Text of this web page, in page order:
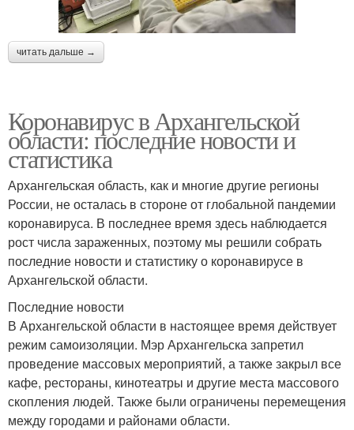
читать дальше →
Коронавирус в Архангельской
области: последние новости и
статистика
Архангельская область, как и многие другие регионы
России, не осталась в стороне от глобальной пандемии
коронавируса. В последнее время здесь наблюдается
рост числа зараженных, поэтому мы решили собрать
последние новости и статистику о коронавирусе в
Архангельской области.
Последние новости
В Архангельской области в настоящее время действует
режим самоизоляции. Мэр Архангельска запретил
проведение массовых мероприятий, а также закрыл все
кафе, рестораны, кинотеатры и другие места массового
скопления людей. Также были ограничены перемещения
между городами и районами области.